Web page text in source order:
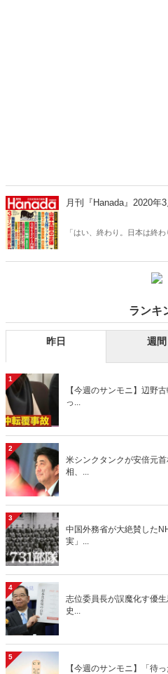
月刊『Hanada』2020年
「はい、終わり。日本は終
飲暴食が止まらない「金正
た「台湾」、「除染詐欺」
対」の野党やメディアに代
が、ここにはある！
ランキ
昨日 週間
1
【今週のサンモニ】辺野
っ...
2
米シンクタンクが安倍元
相、...
3
中国外務省が大絶賛した
実」...
4
志位委員長が誤魔化す優
史...
5
【今週のサンモニ】「待